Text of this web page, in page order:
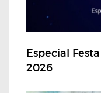
Especial
2026